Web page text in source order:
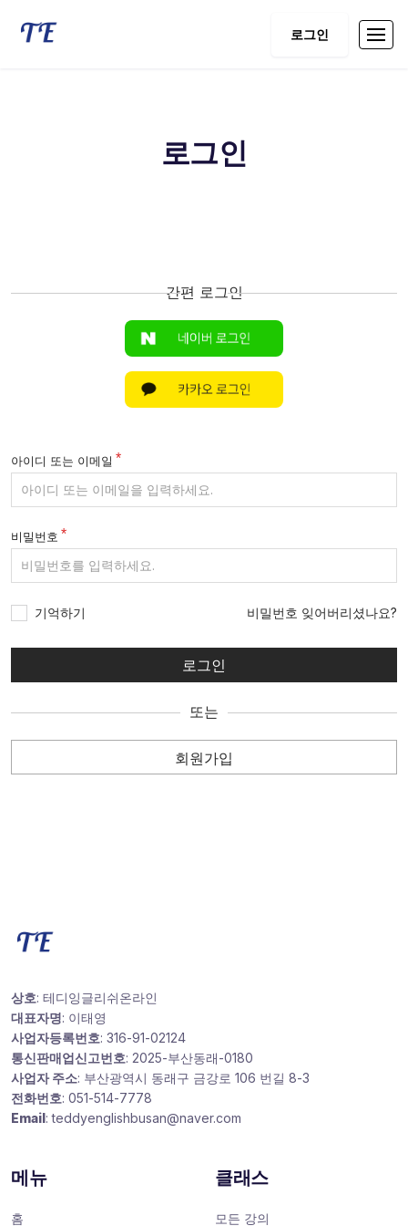
로그인
로그인
간편 로그인
아이디 또는 이메일
비밀번호
기억하기 비밀번호 잊어버리셨나요?
또는
회원가입
상호: 테디잉글리쉬온라인
대표자명: 이태영
사업자등록번호: 316-91-02124
통신판매업신고번호: 2025-부산동래-0180
사업자 주소: 부산광역시 동래구 금강로 106 번길 8-3
전화번호: 051-514-7778
Email: teddyenglishbusan@naver.com
메뉴
홈
클래스
모든 강의